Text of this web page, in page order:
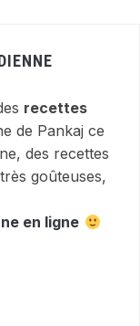
recettes
de Pankaj ce
des recettes
goûteuses,
en ligne